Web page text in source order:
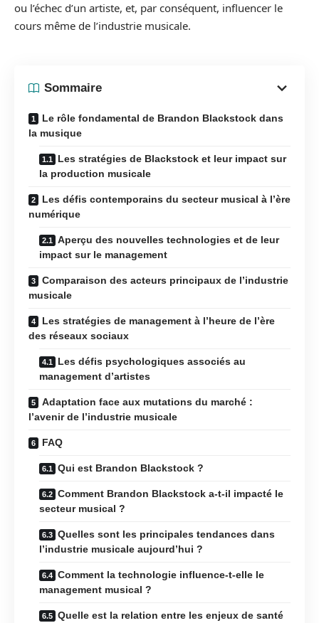
ou l’échec d’un artiste, et, par conséquent, influencer le
cours même de l’industrie musicale.
Sommaire
Le rôle fondamental de Brandon Blackstock dans
la musique
Les stratégies de Blackstock et leur impact sur
la production musicale
Les défis contemporains du secteur musical à l’ère
numérique
Aperçu des nouvelles technologies et de leur
impact sur le management
Comparaison des acteurs principaux de l’industrie
musicale
Les stratégies de management à l’heure de l’ère
des réseaux sociaux
Les défis psychologiques associés au
management d’artistes
Adaptation face aux mutations du marché :
l’avenir de l’industrie musicale
FAQ
Qui est Brandon Blackstock ?
Comment Brandon Blackstock a-t-il impacté le
secteur musical ?
Quelles sont les principales tendances dans
l’industrie musicale aujourd’hui ?
Comment la technologie influence-t-elle le
management musical ?
Quelle est la relation entre les enjeux de santé